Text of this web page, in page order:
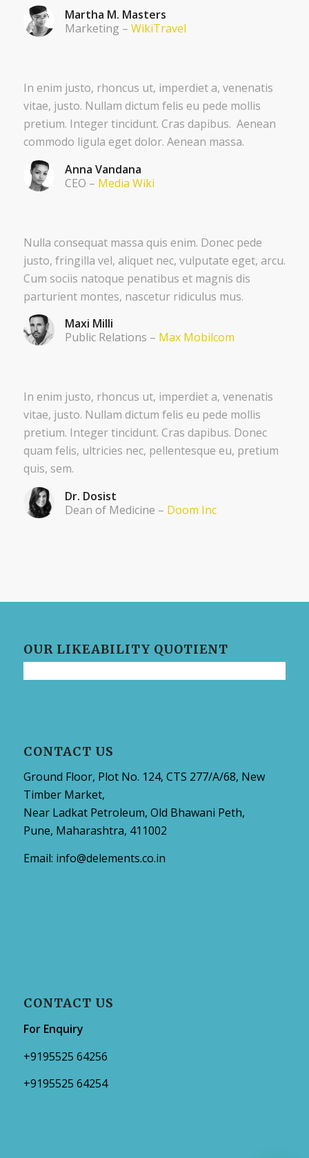
Martha M. Masters
Marketing – WikiTravel
In enim justo, rhoncus ut, imperdiet a, venenatis
vitae, justo. Nullam dictum felis eu pede mollis
pretium. Integer tincidunt. Cras dapibus. Aenean
commodo ligula eget dolor. Aenean massa.
Anna Vandana
CEO – Media Wiki
Nulla consequat massa quis enim. Donec pede
justo, fringilla vel, aliquet nec, vulputate eget, arcu.
Cum sociis natoque penatibus et magnis dis
parturient montes, nascetur ridiculus mus.
Maxi Milli
Public Relations – Max Mobilcom
In enim justo, rhoncus ut, imperdiet a, venenatis
vitae, justo. Nullam dictum felis eu pede mollis
pretium. Integer tincidunt. Cras dapibus. Donec
quam felis, ultricies nec, pellentesque eu, pretium
quis, sem.
Dr. Dosist
Dean of Medicine – Doom Inc
OUR LIKEABILITY QUOTIENT
CONTACT US
Ground Floor, Plot No. 124, CTS 277/A/68, New
Timber Market,
Near Ladkat Petroleum, Old Bhawani Peth,
Pune, Maharashtra, 411002
Email: info@delements.co.in
CONTACT US
For Enquiry
+9195525 64256
+9195525 64254